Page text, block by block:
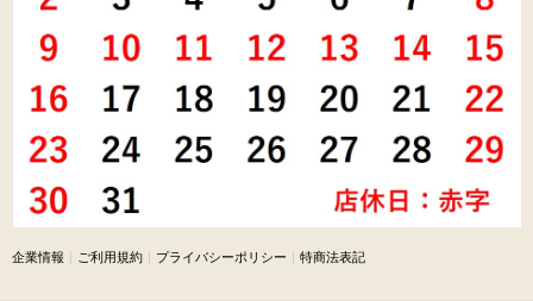
企業情報 ご利用規約 プライバシーポリシー 特商法表記